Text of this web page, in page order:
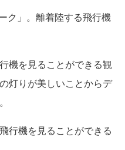
ク」。離着陸する飛行機
機を見ることができる観
灯りが美しいことからデ
行機を見ることができる